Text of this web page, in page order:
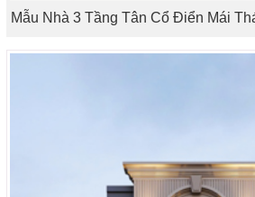
Mẫu Nhà 3 Tầng Tân Cổ Điển Mái